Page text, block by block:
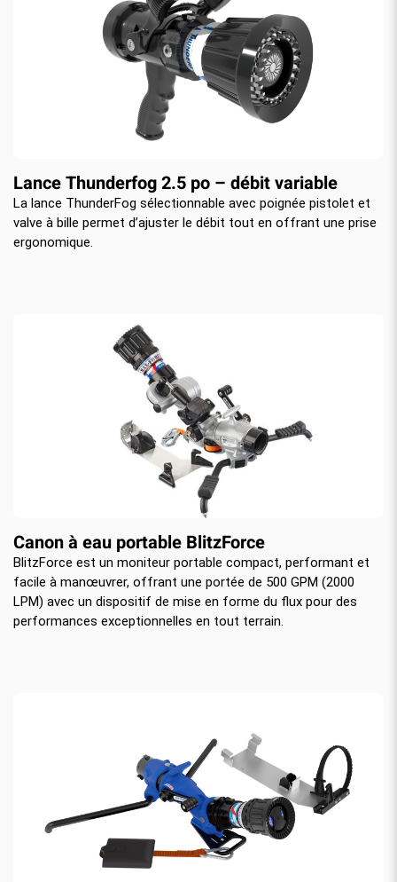
Lance Thunderfog 2.5 po – débit variable
La lance ThunderFog sélectionnable avec poignée pistolet et
valve à bille permet d’ajuster le débit tout en offrant une prise
ergonomique.
Canon à eau portable BlitzForce
BlitzForce est un moniteur portable compact, performant et
facile à manœuvrer, offrant une portée de 500 GPM (2000
LPM) avec un dispositif de mise en forme du flux pour des
performances exceptionnelles en tout terrain.